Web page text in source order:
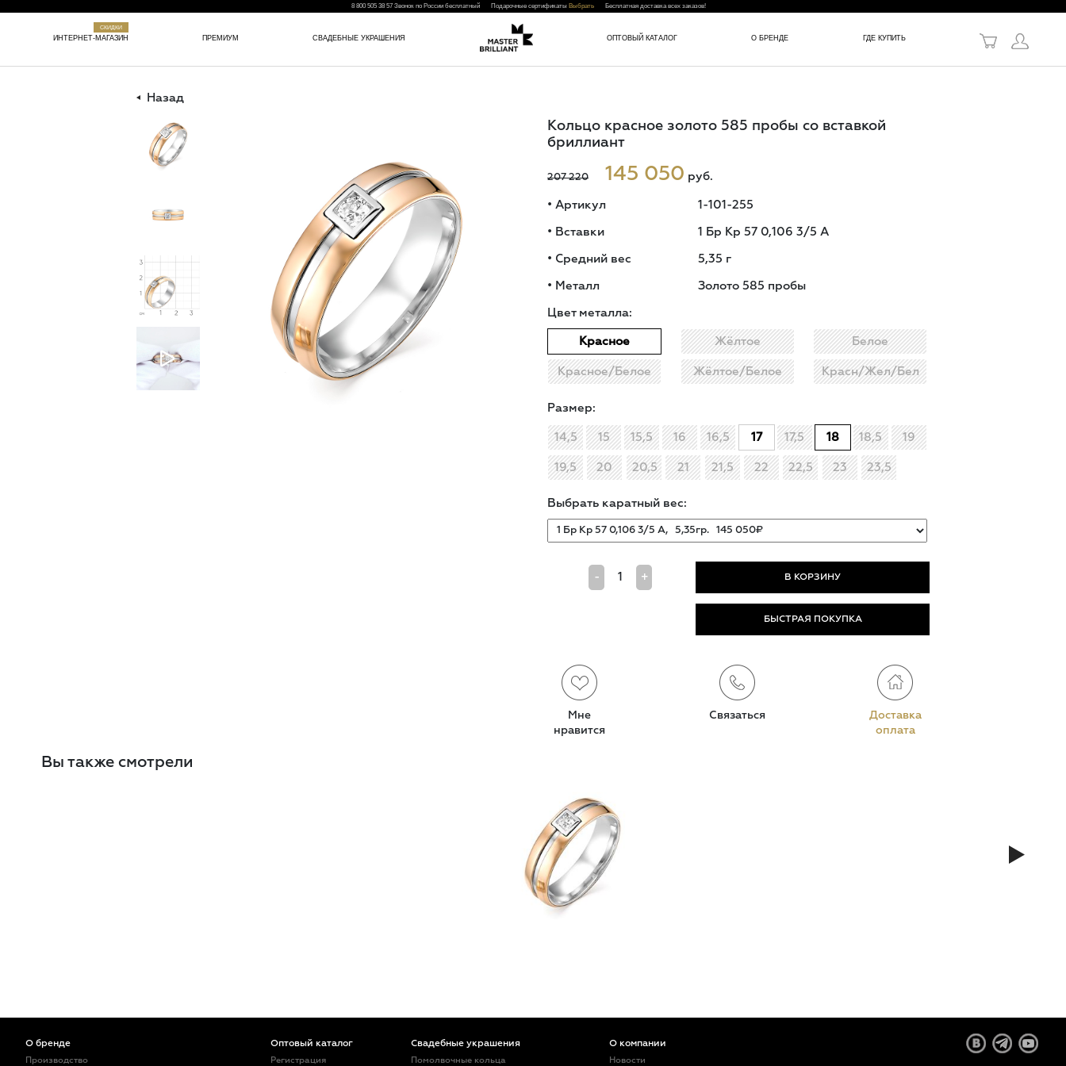
8 800 505 38 57Звонок по России бесплатный Подарочные сертификаты ВыбратьБесплатная доставка всех заказов!
СКИДКИ
ИНТЕРНЕТ-МАГАЗИН ПРЕМИУМ СВАДЕБНЫЕ УКРАШЕНИЯ ОПТОВЫЙ КАТАЛОГ О БРЕНДЕ ГДЕ КУПИТЬ
Назад
Кольцо красное золото 585 пробы со вставкой
бриллиант
207 220 145 050 руб.
• Артикул 1-101-255
• Вставки 1 Бр Кр 57 0,106 3/5 А
• Средний вес 5,35 г
• Металл Золото 585 пробы
Цвет металла:
Красное Жёлтое Белое
Красное/Белое Жёлтое/Белое Красн/Жел/Бел
Размер:
14,5 15 15,5 16 16,5 17 17,5 18 18,5 19
19,5 20 20,5 21 21,5 22 22,5 23 23,5
Выбрать каратный вес:
- +
БЫСТРАЯ ПОКУПКА
Мне
нравится
Связаться
Доставка
оплата
Вы также смотрели
О бренде
Производство
Оптовый каталог
Регистрация
Свадебные украшения
Помолвочные кольца
О компании
Новости